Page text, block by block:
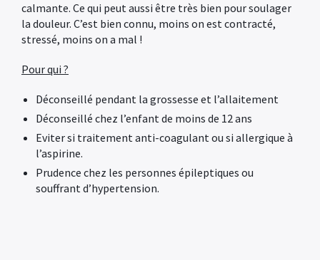
calmante. Ce qui peut aussi être très bien pour soulager
la douleur. C’est bien connu, moins on est contracté,
stressé, moins on a mal !
Pour qui ?
Déconseillé pendant la grossesse et l’allaitement
Déconseillé chez l’enfant de moins de 12 ans
Eviter si traitement anti-coagulant ou si allergique à
l’aspirine.
Prudence chez les personnes épileptiques ou
souffrant d’hypertension.